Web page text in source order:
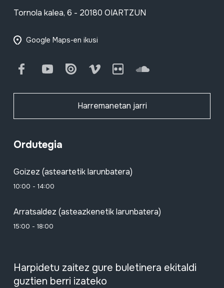
Tornola kalea, 6 - 20180 OIARTZUN
Google Maps-en ikusi
FacebookYoutube Issuu Vimeo Flickr SoundCloud
Harremanetan jarri
Ordutegia
Goizez (asteartetik larunbatera)
10:00 - 14:00
Arratsaldez (asteazkenetik larunbatera)
15:00 - 18:00
Harpidetu zaitez gure buletinera ekitaldi
guztien berri izateko